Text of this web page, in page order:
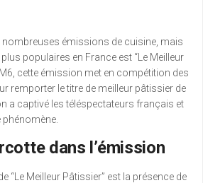
nombreuses émissions de cuisine, mais
populaires en France est “Le Meilleur
cette émission met en compétition des
remporter le titre de meilleur pâtissier de
a captivé les téléspectateurs français et
phénomène.
dans l’émission
“Le Meilleur Pâtissier” est la présence de